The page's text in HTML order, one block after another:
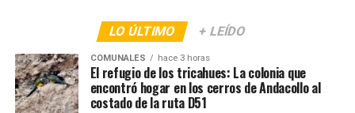
LO ÚLTIMO + LEÍDO
COMUNALES hace 3 horas
El refugio de los tricahues: La colonia que
encontró hogar en los cerros de Andacollo al
costado de la ruta D51